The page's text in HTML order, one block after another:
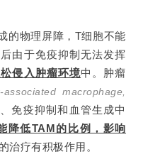
的物理屏障，T细胞不能
由于免疫抑制无法发挥
侵入肿瘤环境中。肿瘤
associated macrophage,
免疫抑制和血管生成中
降低TAM的比例，影响
治疗有积极作用。